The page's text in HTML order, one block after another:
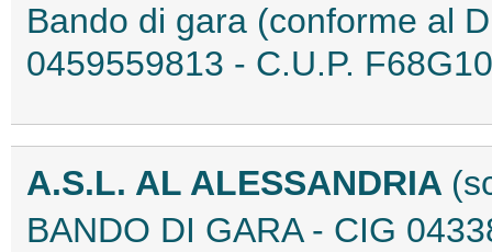
Bando di gara (conforme al
0459559813 - C.U.P.
A.S.L. AL ALESSANDRIA
BANDO DI GARA - CIG